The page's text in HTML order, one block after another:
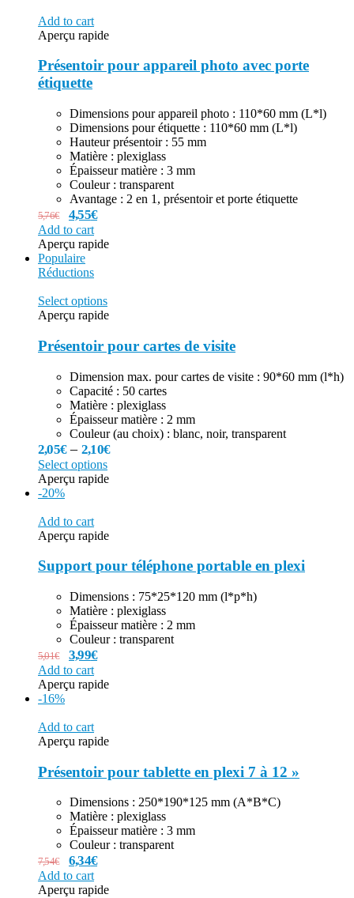
Add to cart
Aperçu rapide
Présentoir pour appareil photo avec porte
étiquette
Dimensions pour appareil photo : 110*60 mm (L*l)
Dimensions pour étiquette : 110*60 mm (L*l)
Hauteur présentoir : 55 mm
Matière : plexiglass
Épaisseur matière : 3 mm
Couleur : transparent
Avantage : 2 en 1, présentoir et porte étiquette
5,76€ 4,55€
Add to cart
Aperçu rapide
Populaire
Réductions
Select options
Aperçu rapide
Présentoir pour cartes de visite
Dimension max. pour cartes de visite : 90*60 mm (l*h)
Capacité : 50 cartes
Matière : plexiglass
Épaisseur matière : 2 mm
Couleur (au choix) : blanc, noir, transparent
2,05€–2,10€
Select options
Aperçu rapide
-20%
Add to cart
Aperçu rapide
Support pour téléphone portable en plexi
Dimensions : 75*25*120 mm (l*p*h)
Matière : plexiglass
Épaisseur matière : 2 mm
Couleur : transparent
5,01€ 3,99€
Add to cart
Aperçu rapide
-16%
Add to cart
Aperçu rapide
Présentoir pour tablette en plexi 7 à 12 »
Dimensions : 250*190*125 mm (A*B*C)
Matière : plexiglass
Épaisseur matière : 3 mm
Couleur : transparent
7,54€ 6,34€
Add to cart
Aperçu rapide